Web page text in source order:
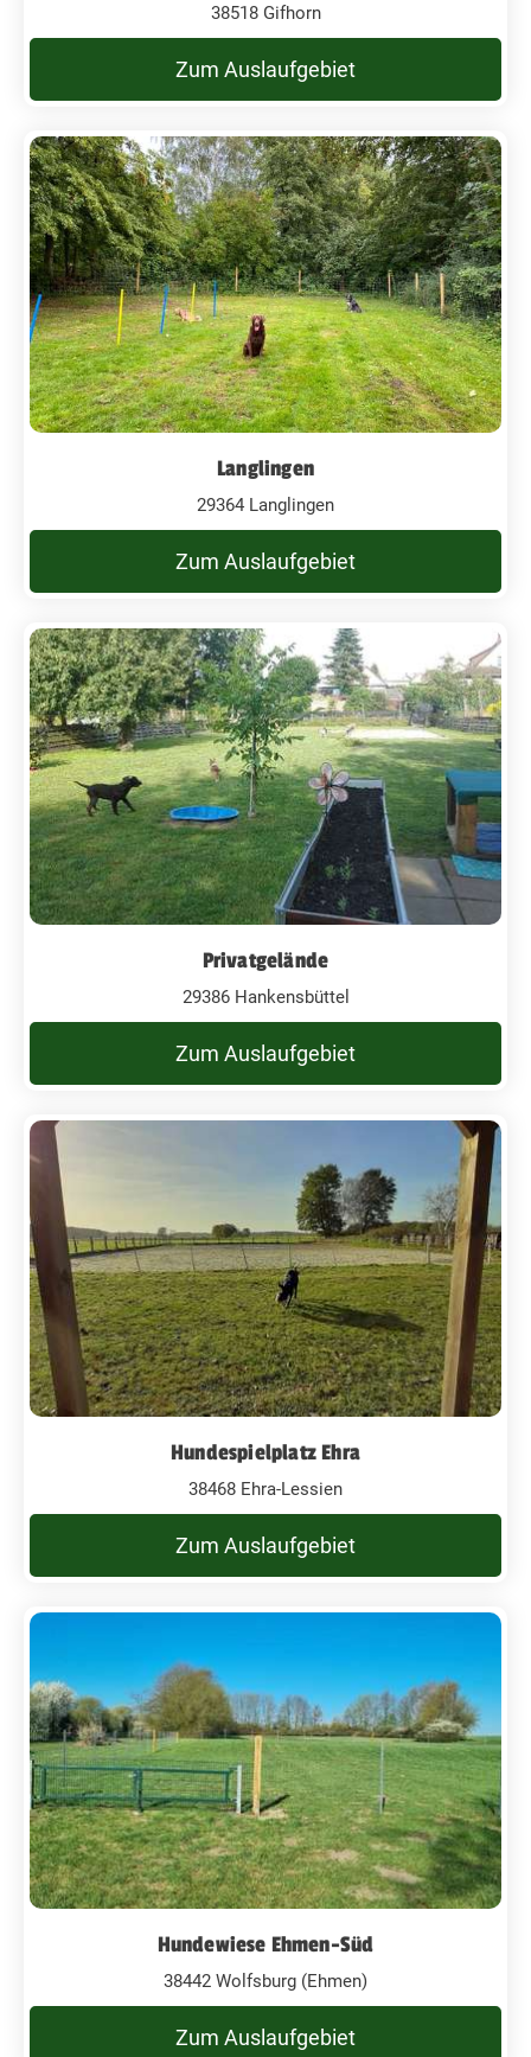
38518 Gifhorn
Zum Auslaufgebiet
Langlingen
29364 Langlingen
Zum Auslaufgebiet
Privatgelände
29386 Hankensbüttel
Zum Auslaufgebiet
Hundespielplatz Ehra
38468 Ehra-Lessien
Zum Auslaufgebiet
Hundewiese Ehmen-Süd
38442 Wolfsburg (Ehmen)
Zum Auslaufgebiet